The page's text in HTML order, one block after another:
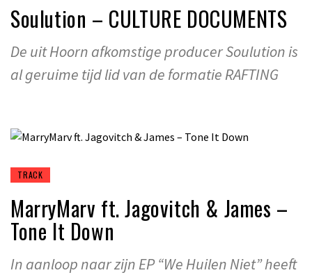
Soulution – CULTURE DOCUMENTS
De uit Hoorn afkomstige producer Soulution is
al geruime tijd lid van de formatie RAFTING
TRACK
MarryMarv ft. Jagovitch & James –
Tone It Down
In aanloop naar zijn EP “We Huilen Niet” heeft